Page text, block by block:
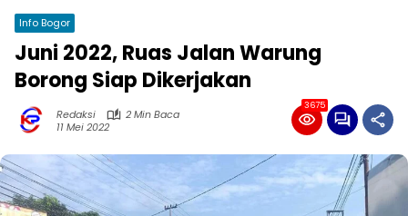
Info Bogor
Juni 2022, Ruas Jalan Warung
Borong Siap Dikerjakan
Redaksi
2 Min Baca
11 Mei 2022
3675